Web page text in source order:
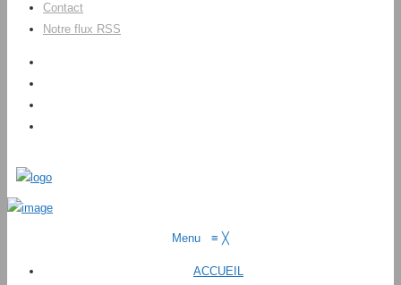
Contact
Notre flux RSS
Menu ≡ ╳
ACCUEIL